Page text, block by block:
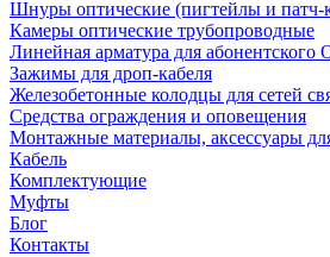
Шнуры оптические (пигтейлы и патч-
Камеры оптические трубопроводные
Линейная арматура для абонентского
Зажимы для дроп-кабеля
Железобетонные колодцы для сетей
Средства ограждения и оповещения
Монтажные материалы, аксессуары
Кабель
Комплектующие
Муфты
Блог
Контакты